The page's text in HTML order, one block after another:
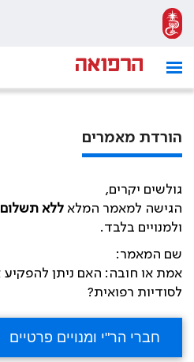
הורדת מאמרים
גולשים יקרים,
הגישה למאמר המלא ללא תשלום
ולמנויים בלבד.
שם המאמר:
לסודיות רפואית?